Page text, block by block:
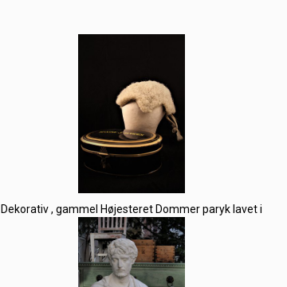
Dekorativ , gammel Højesteret Dommer paryk lavet i